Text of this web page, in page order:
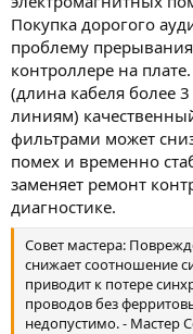
Покупка дорогого
проблему
контроллере на
(длина кабеля более
линиям)
фильтрами может
помех и временно
заменяет ремонт
диагностике.
Совет мастера:
снижает соотношение
приводит к потере
проводов без
недопустимо. - Мастер